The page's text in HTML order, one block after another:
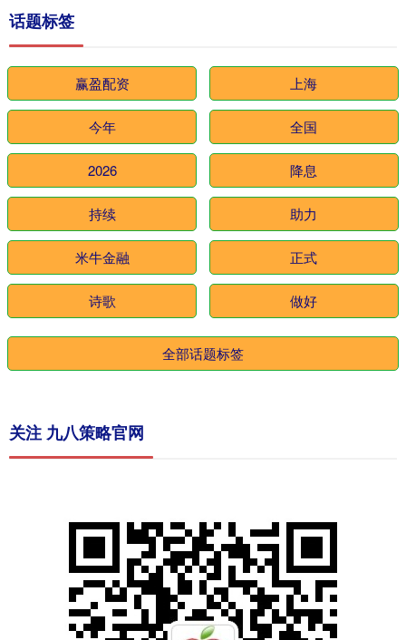
话题标签
赢盈配资 上海
今年 全国
2026 降息
持续 助力
米牛金融 正式
诗歌 做好
全部话题标签
关注 九八策略官网